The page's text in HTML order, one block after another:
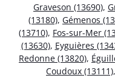
Graveson (13690),
(13180), Gémenos
(13710), Fos-sur-Mer
(13630), Eyguières
Redonne (13820),
Coudoux (13111),